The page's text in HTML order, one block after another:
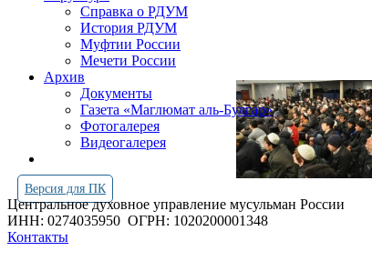
Справка о РДУМ
История РДУМ
Муфтии России
Мечети России
Архив
Документы
Газета «Маглюмат аль-Булгар»
Фотогалерея
Видеогалерея
Версия для ПК
Центральное духовное управление мусульман России
ИНН: 0274035950 ОГРН: 1020200001348
Контакты